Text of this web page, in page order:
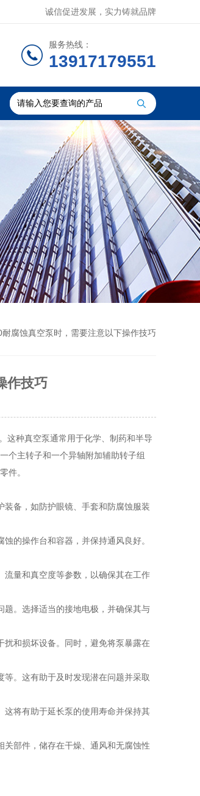
诚信促进发展，实力铸就品牌
服务热线：
13917179551
腐蚀真空泵时，需要注意以下操作技巧
作技巧
这种真空泵通常用于化学、制药和半导
个主转子和一个异轴附加辅助转子组
件。
备，如防护眼镜、手套和防腐蚀服装
的操作台和容器，并保持通风良好。
量和真空度等参数，以确保其在工作
。选择适当的接地电极，并确保其与
和损坏设备。同时，避免将泵暴露在
。这有助于及时发现潜在问题并采取
将有助于延长泵的使用寿命并保持其
部件，储存在干燥、通风和无腐蚀性